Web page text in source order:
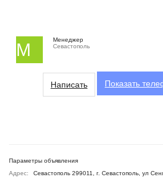
М
Менеджер
Севастополь
Написать Показать
Параметры объявления
Адрес:
Севастополь 299011, г. Севастополь, ул